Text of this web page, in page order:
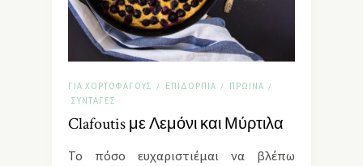
ΓΙΑ ΧΟΡΤΟΦΆΓΟΥΣ / ΕΠΙΔΌΡΠΙΑ / ΠΡΩΙΝΆ /
ΣΥΝΤΑΓΈΣ
Clafoutis με Λεμόνι και Μύρτιλα
Το πόσο ευχαριστιέμαι να βλέπω